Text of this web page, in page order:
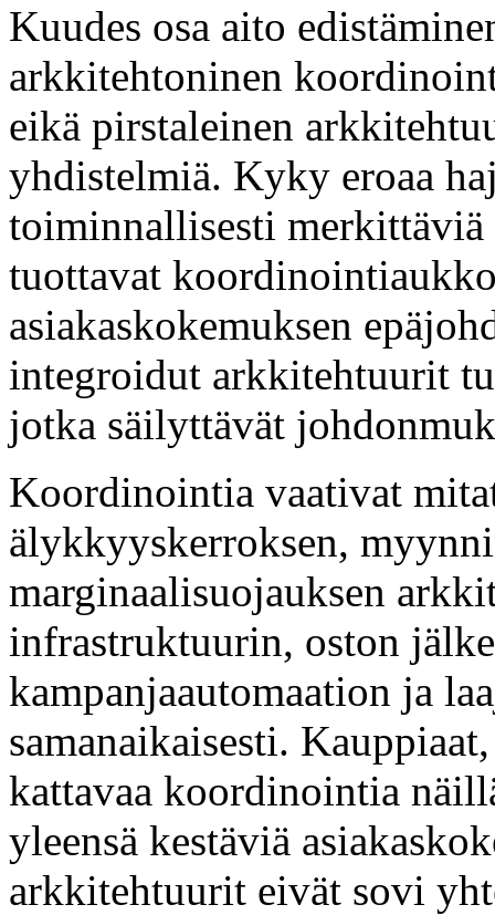
Kuudes osa aito
arkkitehtoninen
eikä pirstaleinen
yhdistelmiä. Kyky eroaa
toiminnallisesti
tuottavat
asiakaskokemuksen
integroidut arkkitehtuurit
jotka säilyttävät
Koordinointia vaativat
älykkyyskerroksen,
marginaalisuojauksen
infrastruktuurin, oston
kampanjaautomaation ja
samanaikaisesti.
kattavaa koordinointia
yleensä kestäviä
arkkitehtuurit eivät sovi